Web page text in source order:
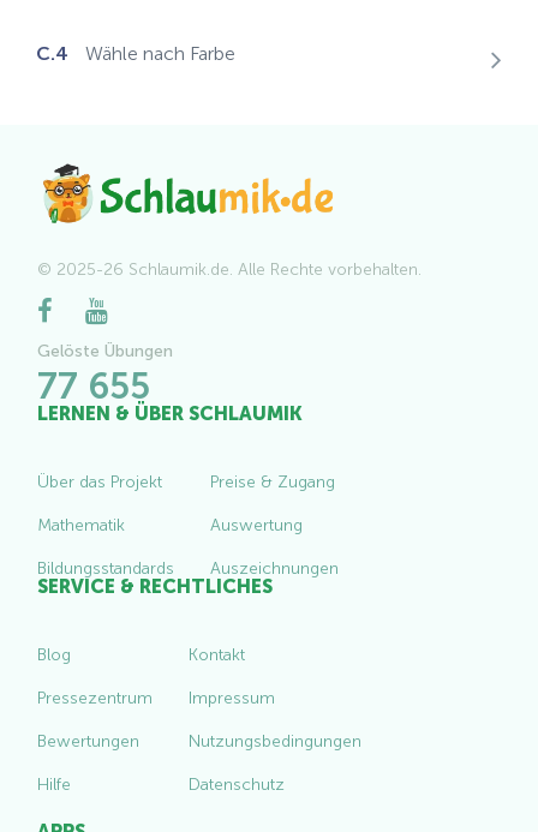
C.4 Wähle nach Farbe
© 2025-26 Schlaumik.de. Alle Rechte vorbehalten.
Gelöste Übungen
77 655
LERNEN & ÜBER SCHLAUMIK
Über das Projekt
Mathematik
Bildungsstandards
Preise & Zugang
Auswertung
Auszeichnungen
SERVICE & RECHTLICHES
Blog
Pressezentrum
Bewertungen
Hilfe
Kontakt
Impressum
Nutzungsbedingungen
Datenschutz